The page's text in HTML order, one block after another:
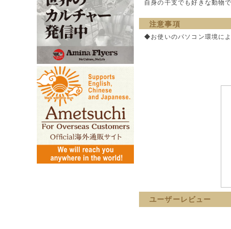
自身の干支でも好きな動物
注意事項
◆お使いのパソコン環境に
ユーザーレビュー